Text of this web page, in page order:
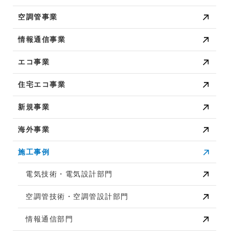
空調管事業
情報通信事業
エコ事業
住宅エコ事業
新規事業
海外事業
施工事例
電気技術・電気設計部門
空調管技術・空調管設計部門
情報通信部門